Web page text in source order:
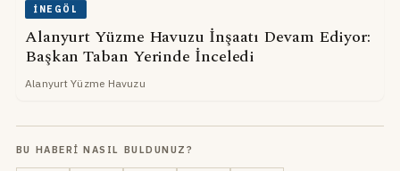
İNEGÖL
Alanyurt Yüzme Havuzu İnşaatı Devam Ediyor:
Başkan Taban Yerinde İnceledi
Alanyurt Yüzme Havuzu
BU HABERI NASIL BULDUNUZ?